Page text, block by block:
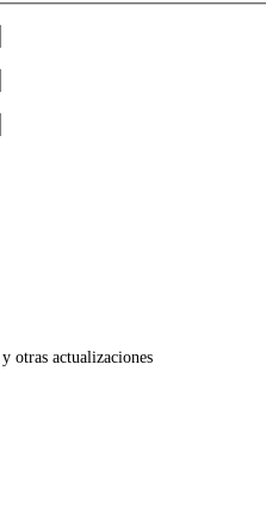
otras actualizaciones